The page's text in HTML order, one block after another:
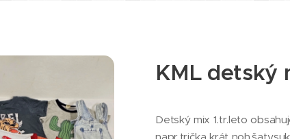
KML detský
Detský mix 1.tr.leto